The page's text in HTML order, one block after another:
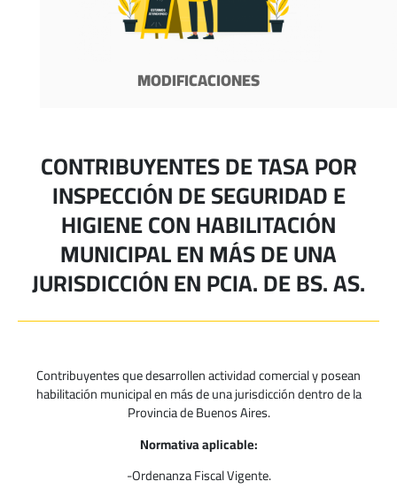
MODIFICACIONES
CONTRIBUYENTES DE TASA POR
INSPECCIÓN DE SEGURIDAD E
HIGIENE CON HABILITACIÓN
MUNICIPAL EN MÁS DE UNA
JURISDICCIÓN EN PCIA. DE BS. AS.
Contribuyentes que desarrollen actividad comercial y posean
habilitación municipal en más de una jurisdicción dentro de la
Provincia de Buenos Aires.
Normativa aplicable:
-Ordenanza Fiscal Vigente.